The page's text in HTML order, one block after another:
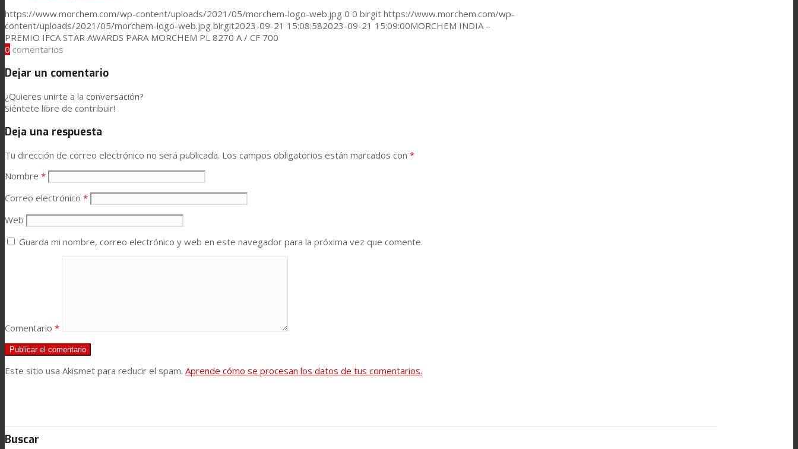
Prestaciones
Carrera
Atención al Cliente
Certificaciones
Buscar
https://www.morchem.com/wp-content/uploads/2021/05/morchem-logo-web.jpg 0 0 birgit https://www.morchem.com/wp-
content/uploads/2021/05/morchem-logo-web.jpg birgit2023-09-21 15:08:582023-09-21 15:09:00MORCHEM INDIA –
PREMIO IFCA STAR AWARDS PARA MORCHEM PL 8270 A / CF 700
0 comentarios
Dejar un comentario
¿Quieres unirte a la conversación?
Siéntete libre de contribuir!
Deja una respuesta
Tu dirección de correo electrónico no será publicada. Los campos obligatorios están marcados con *
Nombre *
Correo electrónico *
Web
Guarda mi nombre, correo electrónico y web en este navegador para la próxima vez que comente.
Comentario *
Este sitio usa Akismet para reducir el spam. Aprende cómo se procesan los datos de tus comentarios.
Buscar